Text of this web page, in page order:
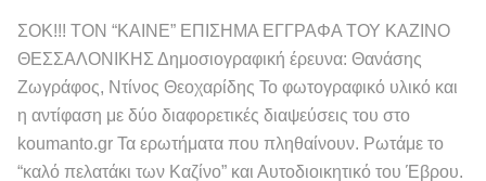
ΣΟΚ!!! ΤΟΝ “ΚΑΙΝΕ” ΕΠΙΣΗΜΑ ΕΓΓΡΑΦΑ ΤΟΥ ΚΑΖΙΝΟ
ΘΕΣΣΑΛΟΝΙΚΗΣ Δημοσιογραφική έρευνα: Θανάσης
Ζωγράφος, Ντίνος Θεοχαρίδης Το φωτογραφικό υλικό και
η αντίφαση με δύο διαφορετικές διαψεύσεις του στο
koumanto.gr Τα ερωτήματα που πληθαίνουν. Ρωτάμε το
“καλό πελατάκι των Καζίνο” και Αυτοδιοικητικό του Έβρου.